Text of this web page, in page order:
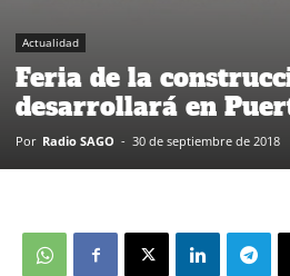
Actualidad
Feria de la
desarrollará en
Por Radio SAGO - 30 de septiembre de 2018